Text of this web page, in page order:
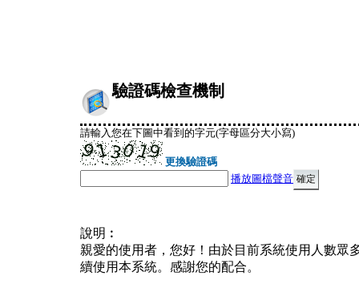
驗證碼檢查機制
請輸入您在下圖中看到的字元(字母區分大小寫)
更換驗證碼
播放圖檔聲音
說明︰
親愛的使用者，您好！由於目前系統使用人數眾
續使用本系統。感謝您的配合。